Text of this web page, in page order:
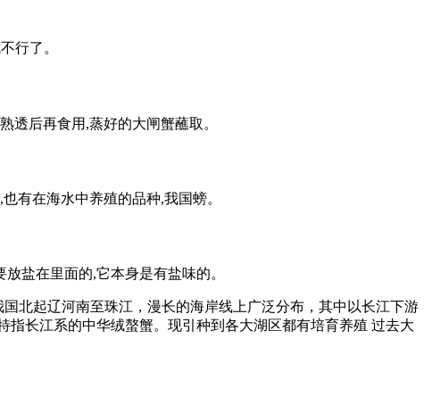
行了。
透后再食用,蒸好的大闸蟹蘸取。
有在海水中养殖的品种,我国螃。
盐在里面的,它本身是有盐味的。
北起辽河南至珠江，漫长的海岸线上广泛分布，其中以长江下游
长江系的中华绒螯蟹。现引种到各大湖区都有培育养殖 过去大